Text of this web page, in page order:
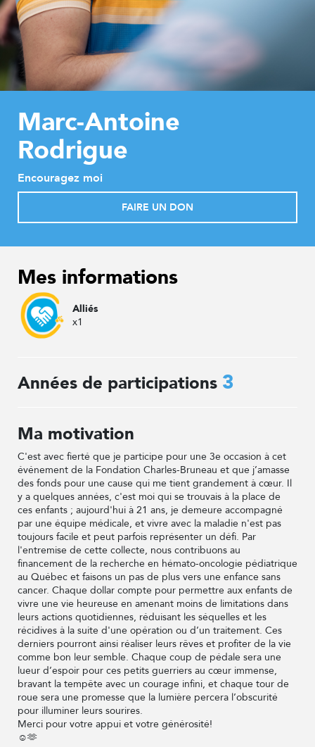
Marc-Antoine
Rodrigue
Encouragez moi
FAIRE UN DON
Mes informations
Alliés
x1
Années de participations 3
Ma motivation
C'est avec fierté que je participe pour une 3e occasion à cet
événement de la Fondation Charles-Bruneau et que j’amasse
des fonds pour une cause qui me tient grandement à cœur. Il
y a quelques années, c'est moi qui se trouvais à la place de
ces enfants ; aujourd'hui à 21 ans, je demeure accompagné
par une équipe médicale, et vivre avec la maladie n'est pas
toujours facile et peut parfois représenter un défi. Par
l'entremise de cette collecte, nous contribuons au
financement de la recherche en hémato-oncologie pédiatrique
au Québec et faisons un pas de plus vers une enfance sans
cancer. Chaque dollar compte pour permettre aux enfants de
vivre une vie heureuse en amenant moins de limitations dans
leurs actions quotidiennes, réduisant les séquelles et les
récidives à la suite d'une opération ou d’un traitement. Ces
derniers pourront ainsi réaliser leurs rêves et profiter de la vie
comme bon leur semble. Chaque coup de pédale sera une
lueur d’espoir pour ces petits guerriers au cœur immense,
bravant la tempête avec un courage infini, et chaque tour de
roue sera une promesse que la lumière percera l’obscurité
pour illuminer leurs sourires.
Merci pour votre appui et votre générosité!
☺️🫶